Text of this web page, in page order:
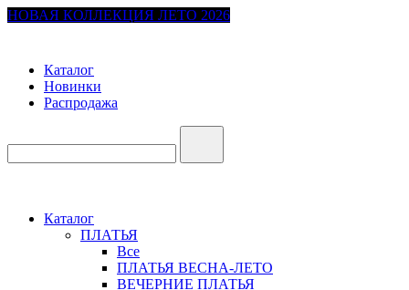
НОВАЯ КОЛЛЕКЦИЯ ЛЕТО 2026
Каталог
Новинки
Распродажа
Каталог
ПЛАТЬЯ
Все
ПЛАТЬЯ ВЕСНА-ЛЕТО
ВЕЧЕРНИЕ ПЛАТЬЯ